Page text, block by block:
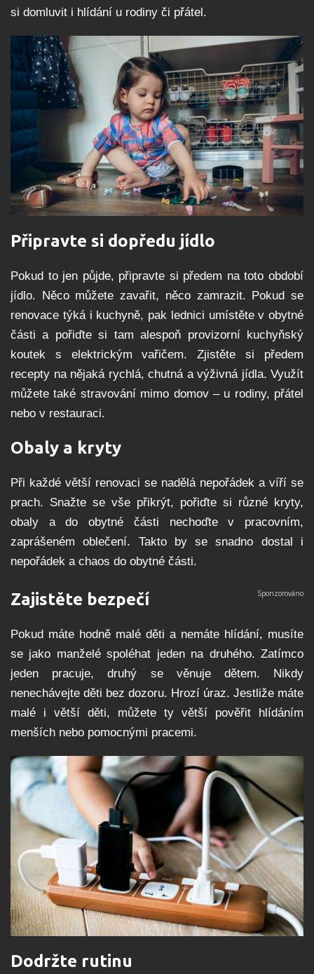
si domluvit i hlídání u rodiny či přátel.
Připravte si dopředu jídlo
Pokud to jen půjde, připravte si předem na toto období
jídlo. Něco můžete zavařit, něco zamrazit. Pokud se
renovace týká i kuchyně, pak lednici umístěte v obytné
části a pořiďte si tam alespoň provizorní kuchyňský
koutek s elektrickým vařičem. Zjistěte si předem
recepty na nějaká rychlá, chutná a výživná jídla. Využít
můžete také stravování mimo domov – u rodiny, přátel
nebo v restauraci.
Obaly a kryty
Při každé větší renovaci se nadělá nepořádek a víří se
prach. Snažte se vše přikrýt, pořiďte si různé kryty,
obaly a do obytné části nechoďte v pracovním,
zaprášeném oblečení. Takto by se snadno dostal i
nepořádek a chaos do obytné části.
Zajistěte bezpečí
Pokud máte hodně malé děti a nemáte hlídání, musíte
se jako manželé spoléhat jeden na druhého. Zatímco
jeden pracuje, druhý se věnuje dětem. Nikdy
nenechávejte děti bez dozoru. Hrozí úraz. Jestliže máte
malé i větší děti, můžete ty větší pověřit hlídáním
menších nebo pomocnými pracemi.
Dodržte rutinu